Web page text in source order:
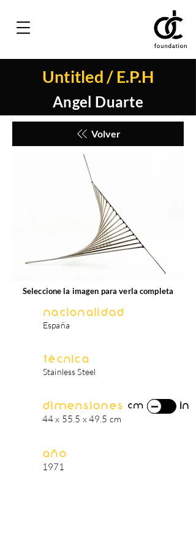
Untitled / E.P.H
Angel Duarte
Volver
Seleccione la imagen para verla completa
Nacionalidad
España
Técnica
Stainless Steel
Dimensiones
44 x 55.5 x 49.5 cm
cm in
Año
1971